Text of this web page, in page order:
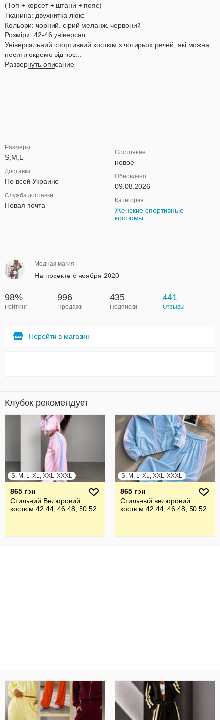
(Топ + корсет + штани + пояс)
Тканина: двухнитка люкс
Кольори: чорний, сірий меланж, червоний
Розміри: 42-46 універсал
Універсальний спортивний костюм з чотирьох речей, які можна
носити окремо від кос...
Развернуть описание
Размеры
S,M,L
Доставка
По всей Украине
Служба доставки
Новая почта
Состояние
новое
Обновлено
09.08.2026
Категория
Женские спортивные
костюмы
Модная магия
На проекте с ноября 2020
98%
Рейтинг
996
Продажи
435
Подписки
441
Отзывы
Перейти в магазин
Клубок рекомендует
S, M, L, XL, XXL, XXXL
865 грн
Стильний Велюровий
костюм 42 44, 46 48, 50 52
S, M, L, XL, XXL, XXXL
865 грн
Стильный велюровий
костюм 42 44, 46 48, 50 52